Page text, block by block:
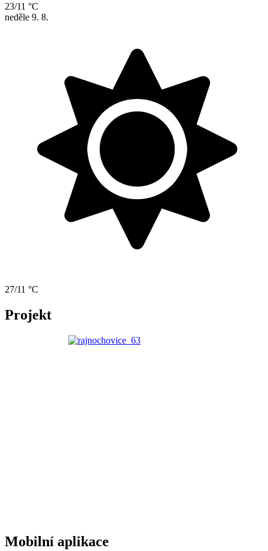
23/11 °C
neděle 9. 8.
27/11 °C
Projekt
Mobilní aplikace